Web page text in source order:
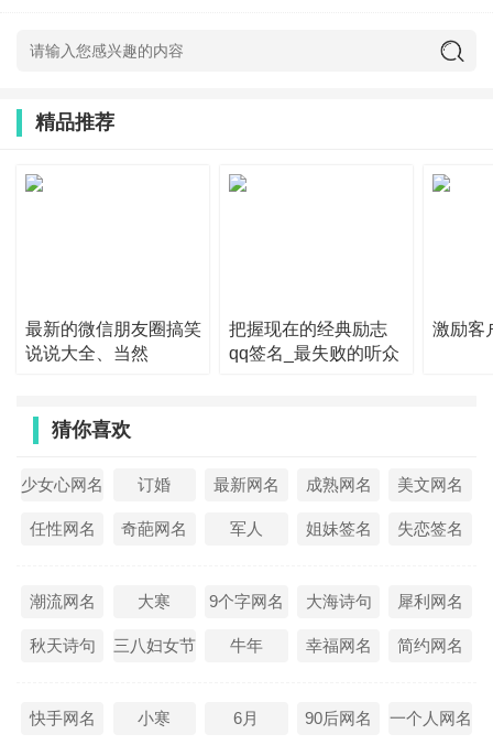
爱火，还是不应该重燃的，重燃了，从前那些美丽的回忆也
念活着，直到肉体衰朽。我们总喜欢去验证别人对我们许下
24、不知道从什么时候开始 一伤心就喜欢喝酒。
27、不是谁都有资格听到我每夜的晚安。
29、活着的气度则是要刚柔并济，胸中有天地。要坚韧不
31、离别，走的那个因为忙于应付新遭遇，接纳新印象，不
所以处处触发冷寂的酸楚。
32、时光易老，总是有些美好的回忆停留在我们的青春，让
33、传说中的隔壁家孩子：学习好胃口好长相好还懂礼貌
精品推荐
最新的微信朋友圈搞笑
说说大全、当然
把握现在的经典励志
qq签名_最失败的听众
激励客
猜你喜欢
少女心网名 订婚 最新网名 成熟网名 美文网名
任性网名 奇葩网名 军人 姐妹签名 失恋签名
潮流网名 大寒 9个字网名 大海诗句 犀利网名
秋天诗句 三八妇女节 牛年 幸福网名 简约网名
快手网名 小寒 6月 90后网名 一个人网名